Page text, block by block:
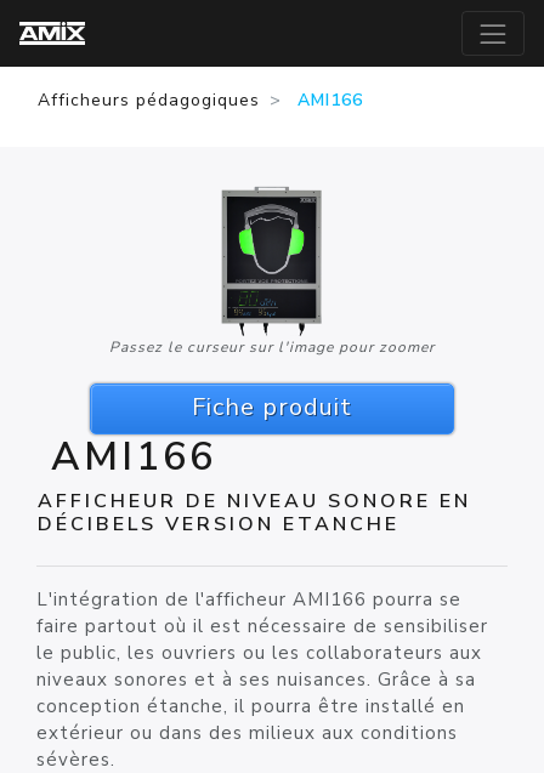
Afficheurs pédagogiques AMI166
Passez le curseur sur l'image pour zoomer
Fiche produit
AMI166
AFFICHEUR DE NIVEAU SONORE EN
DÉCIBELS VERSION ETANCHE
L'intégration de l'afficheur AMI166 pourra se
faire partout où il est nécessaire de sensibiliser
le public, les ouvriers ou les collaborateurs aux
niveaux sonores et à ses nuisances. Grâce à sa
conception étanche, il pourra être installé en
extérieur ou dans des milieux aux conditions
sévères.